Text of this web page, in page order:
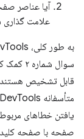
آیا عناصر
علامت گذاری
سوال
صفحه با صفحه کلید